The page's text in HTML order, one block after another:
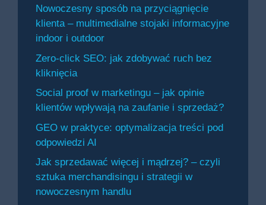
Nowoczesny sposób na przyciągnięcie
klienta – multimedialne stojaki informacyjne
indoor i outdoor
Zero-click SEO: jak zdobywać ruch bez
kliknięcia
Social proof w marketingu – jak opinie
klientów wpływają na zaufanie i sprzedaż?
GEO w praktyce: optymalizacja treści pod
odpowiedzi AI
Jak sprzedawać więcej i mądrzej? – czyli
sztuka merchandisingu i strategii w
nowoczesnym handlu